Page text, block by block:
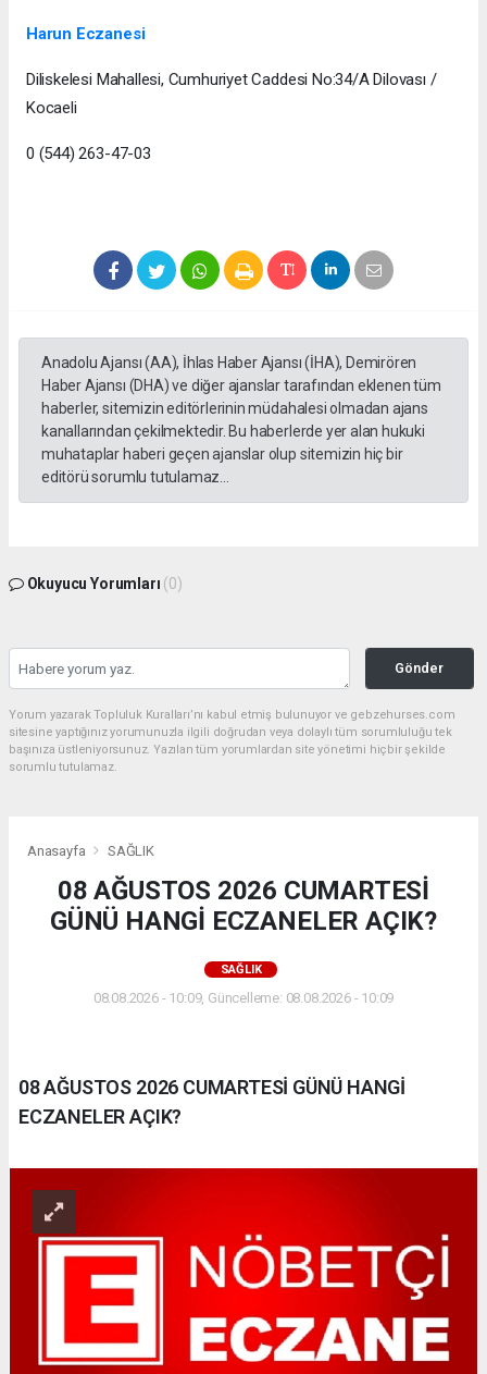
Harun Eczanesi
Diliskelesi Mahallesi, Cumhuriyet Caddesi No:34/A Dilovası /
Kocaeli
0 (544) 263-47-03
Anadolu Ajansı (AA), İhlas Haber Ajansı (İHA), Demirören
Haber Ajansı (DHA) ve diğer ajanslar tarafından eklenen tüm
haberler, sitemizin editörlerinin müdahalesi olmadan ajans
kanallarından çekilmektedir. Bu haberlerde yer alan hukuki
muhataplar haberi geçen ajanslar olup sitemizin hiç bir
editörü sorumlu tutulamaz...
Okuyucu Yorumları (0)
Gönder
Yorum yazarak Topluluk Kuralları’nı kabul etmiş bulunuyor ve gebzehurses.com
sitesine yaptığınız yorumunuzla ilgili doğrudan veya dolaylı tüm sorumluluğu tek
başınıza üstleniyorsunuz. Yazılan tüm yorumlardan site yönetimi hiçbir şekilde
sorumlu tutulamaz.
Anasayfa SAĞLIK
08 AĞUSTOS 2026 CUMARTESİ
GÜNÜ HANGİ ECZANELER AÇIK?
SAĞLIK
08.08.2026 - 10:09, Güncelleme: 08.08.2026 - 10:09
08 AĞUSTOS 2026 CUMARTESİ GÜNÜ HANGİ
ECZANELER AÇIK?